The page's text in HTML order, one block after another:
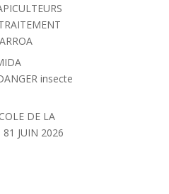
insecte
DE LA
81 JUIN 2026